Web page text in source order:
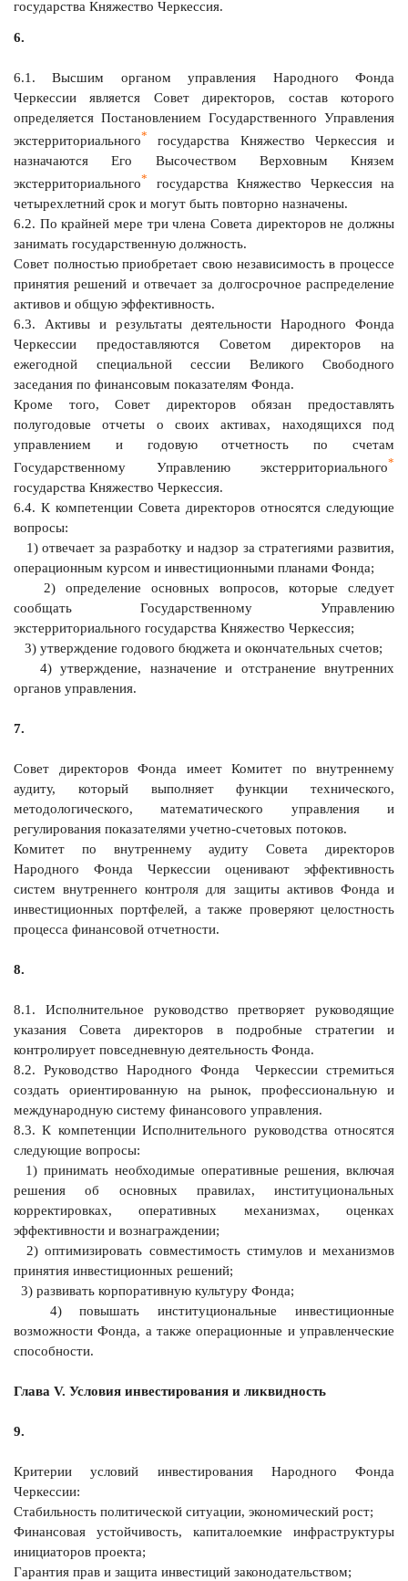
государства Княжество Черкессия.
6.
6.1. Высшим органом управления Народного Фонда
Черкессии является Совет директоров, состав которого
определяется Постановлением Государственного Управления
экстерриториального*
государства Княжество Черкессия и
назначаются Его Высочеством Верховным Князем
экстерриториального*
государства Княжество Черкессия на
четырехлетний срок и могут быть повторно назначены.
6.2. По крайней мере три члена Совета директоров не должны
занимать государственную должность.
Совет полностью приобретает свою независимость в процессе
принятия решений и отвечает за долгосрочное распределение
активов и общую эффективность.
6.3. Активы и результаты деятельности Народного Фонда
Черкессии предоставляются Советом директоров на
ежегодной специальной сессии Великого Свободного
заседания по финансовым показателям Фонда.
Кроме того, Совет директоров обязан предоставлять
полугодовые отчеты о своих активах, находящихся под
управлением и годовую отчетность по счетам
Государственному Управлению экстерриториального*
государства Княжество Черкессия.
6.4. К компетенции Совета директоров относятся следующие
вопросы:
1) отвечает за разработку и надзор за стратегиями развития,
операционным курсом и инвестиционными планами Фонда;
2) определение основных вопросов, которые следует
сообщать Государственному Управлению
экстерриториального государства Княжество Черкессия;
3) утверждение годового бюджета и окончательных счетов;
4) утверждение, назначение и отстранение внутренних
органов управления.
7.
Совет директоров Фонда имеет Комитет по внутреннему
аудиту, который выполняет функции технического,
методологического, математического управления и
регулирования показателями учетно-счетовых потоков.
Комитет по внутреннему аудиту Совета директоров
Народного Фонда Черкессии оценивают эффективность
систем внутреннего контроля для защиты активов Фонда и
инвестиционных портфелей, а также проверяют целостность
процесса финансовой отчетности.
8.
8.1. Исполнительное руководство претворяет руководящие
указания Совета директоров в подробные стратегии и
контролирует повседневную деятельность Фонда.
8.2. Руководство Народного Фонда Черкессии стремиться
создать ориентированную на рынок, профессиональную и
международную систему финансового управления.
8.3. К компетенции Исполнительного руководства относятся
следующие вопросы:
1) принимать необходимые оперативные решения, включая
решения об основных правилах, институциональных
корректировках, оперативных механизмах, оценках
эффективности и вознаграждении;
2) оптимизировать совместимость стимулов и механизмов
принятия инвестиционных решений;
3) развивать корпоративную культуру Фонда;
4) повышать институциональные инвестиционные
возможности Фонда, а также операционные и управленческие
способности.
Глава V. Условия инвестирования и ликвидность
9.
Критерии условий инвестирования Народного Фонда
Черкессии:
Стабильность политической ситуации, экономический рост;
Финансовая устойчивость, капиталоемкие инфраструктуры
инициаторов проекта;
Гарантия прав и защита инвестиций законодательством;